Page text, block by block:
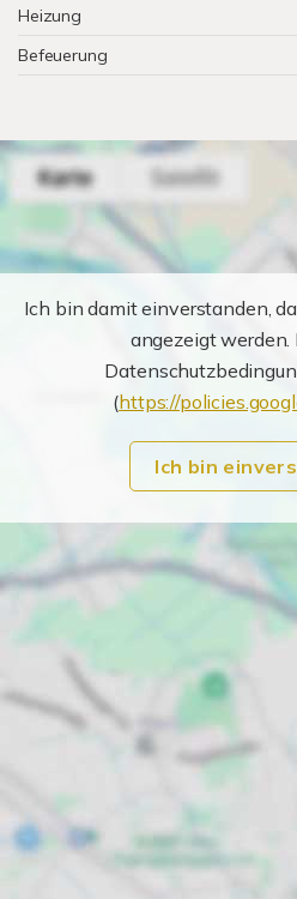
Heizung
Befeuerung
Ich bin damit einverstanden,
angezeigt werden.
(https://
Ich bin